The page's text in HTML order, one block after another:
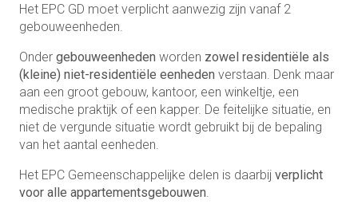
Het EPC GD moet verplicht aanwezig zijn vanaf 2
gebouweenheden.
Onder gebouweenheden worden zowel residentiële als
(kleine) niet-residentiële eenheden verstaan. Denk maar
aan een groot gebouw, kantoor, een winkeltje, een
medische praktijk of een kapper. De feitelijke situatie, en
niet de vergunde situatie wordt gebruikt bij de bepaling
van het aantal eenheden.
Het EPC Gemeenschappelijke delen is daarbij verplicht
voor alle appartementsgebouwen